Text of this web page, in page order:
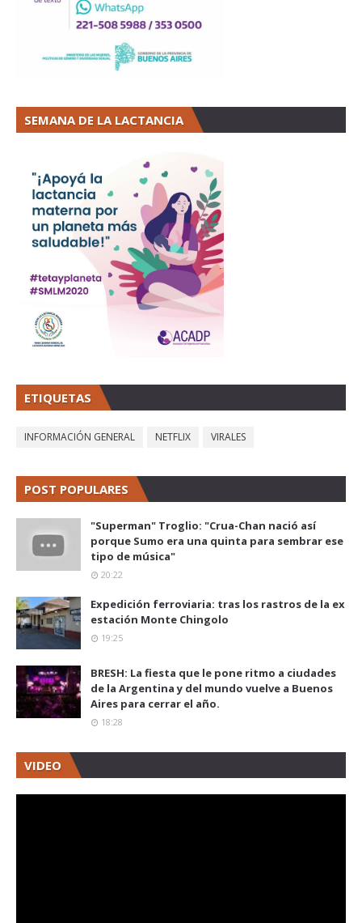
SEMANA DE LA LACTANCIA
ETIQUETAS
INFORMACIÓN GENERAL NETFLIX VIRALES
POST POPULARES
"Superman" Troglio: "Crua-Chan nació así
porque Sumo era una quinta para sembrar ese
tipo de música"
20:22
Expedición ferroviaria: tras los rastros de la ex
estación Monte Chingolo
19:25
BRESH: La fiesta que le pone ritmo a ciudades
de la Argentina y del mundo vuelve a Buenos
Aires para cerrar el año.
18:28
VIDEO